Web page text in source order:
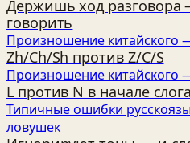
Держишь ход разговора
говорить
Произношение китайского
Zh/Ch/Sh против Z/C/S
Произношение китайского
L против N в начале слога
Типичные ошибки
ловушек